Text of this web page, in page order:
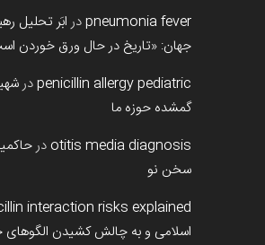
pneumonia feverدرابَر تحلیل
جهان: «تاریخ در حال ورق خوردن
penicillin allergy pediatricدر
گمشده حوزه ما
otitis media diagnosisدر
سخن نو
interaction risks explained
اسلامی و به چالش کشیدن الگوهای